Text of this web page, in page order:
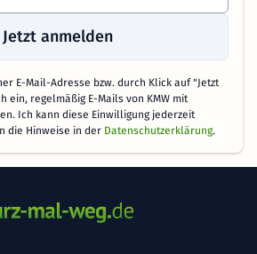
Jetzt anmelden
E-Mail-Adresse bzw. durch Klick auf "Jetzt
ein, regelmäßig E-Mails von KMW mit
Ich kann diese Einwilligung jederzeit
die Hinweise in der Datenschutzerklärung.